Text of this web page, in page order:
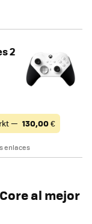
2
— 130,00€
enlaces
al mejor